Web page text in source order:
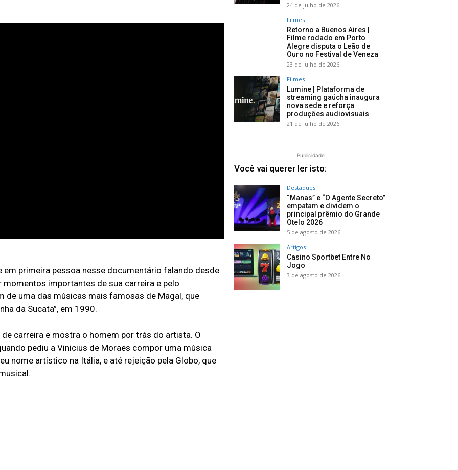
em primeira pessoa nesse documentário falando desde
importantes de sua carreira e pelo
de uma das músicas mais famosas de Magal, que
da Sucata”, em 1990.
carreira e mostra o homem por trás do artista. O
pediu a Vinicius de Moraes compor uma música
nome artístico na Itália, e até rejeição pela Globo, que
24 de julho de 2026
Filmes
Retorno a Buenos Aires |
Filme rodado em Porto
Alegre disputa o Leão de
Ouro no Festival de Veneza
23 de julho de 2026
Filmes
Lumine | Plataforma de
streaming gaúcha inaugura
nova sede e reforça
produções audiovisuais
21 de julho de 2026
Publicidade
Você vai querer ler isto:
Destaques
“Manas” e “O Agente Secreto”
empatam e dividem o
principal prêmio do Grande
Otelo 2026
5 de agosto de 2026
Artigos
Casino Sportbet Entre No
Jogo
3 de agosto de 2026